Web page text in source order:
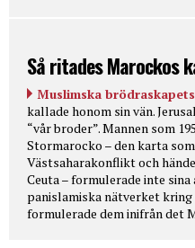
Så ritades Marockos
Muslimska
kallade honom sin vän.
“vår broder”. Mannen som
Stormarocko – den karta
Västsaharakonflikt och
Ceuta – formulerade inte
panislamiska nätverket
formulerade dem inifrån det